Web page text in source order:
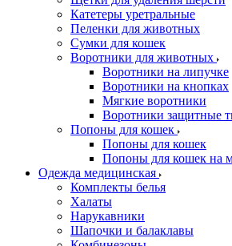
Катетеры уретральные
Пеленки для животных
Сумки для кошек
Воротники для животных
Воротники на липучке
Воротники на кнопках
Мягкие воротники
Воротники защитные
Попоны для кошек
Попоны для кошек
Попоны для кошек на
Одежда медицинская
Комплекты белья
Халаты
Нарукавники
Шапочки и балаклавы